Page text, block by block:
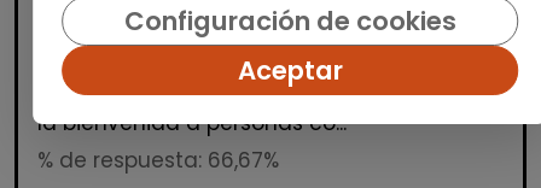
Estamos buscando una persona para un
puesto de manipulados en nuestro Centro
Especial de Empleo. Trabajo a turnos en
horario de mañana, tarde y noche. Damos
la bienvenida a personas co...
% de respuesta: 66,67%
Configuración de cookies
Aceptar